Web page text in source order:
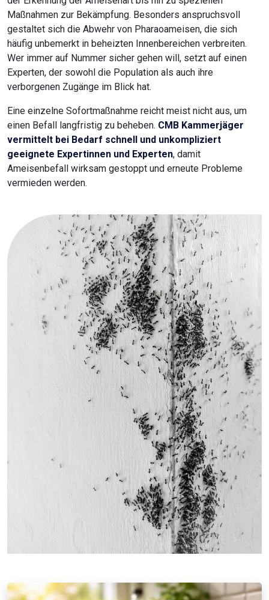
Maßnahmen zur Bekämpfung. Besonders anspruchsvoll
gestaltet sich die Abwehr von Pharaoameisen, die sich
häufig unbemerkt in beheizten Innenbereichen verbreiten.
Wer immer auf Nummer sicher gehen will, setzt auf einen
Experten, der sowohl die Population als auch ihre
verborgenen Zugänge im Blick hat.
Eine einzelne Sofortmaßnahme reicht meist nicht aus, um
einen Befall langfristig zu beheben. CMB Kammerjäger
vermittelt bei Bedarf schnell und unkompliziert
geeignete Expertinnen und Experten, damit
Ameisenbefall wirksam gestoppt und erneute Probleme
vermieden werden.